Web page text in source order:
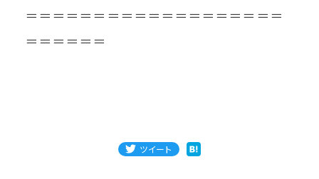
＝＝＝＝＝＝＝＝＝＝＝＝＝＝＝＝＝＝＝
＝＝＝＝＝＝
ツイート